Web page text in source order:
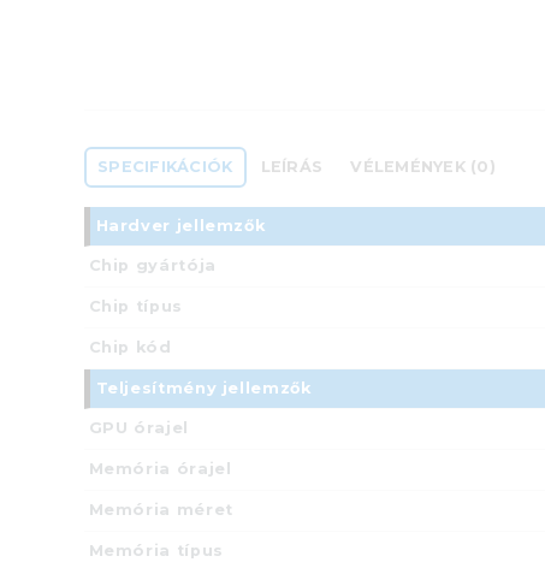
SPECIFIKÁCIÓK LEÍRÁS VÉLEMÉNYEK (0)
Hardver jellemzők
Chip gyártója
Chip típus
Chip kód
Teljesítmény jellemzők
GPU órajel
Memória órajel
Memória méret
Memória típus